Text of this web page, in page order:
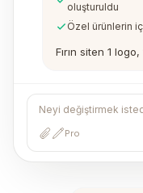
oluşturuldu
Özel ürünlerin
Fırın siten 1
Neyi değiştirmek
Pro